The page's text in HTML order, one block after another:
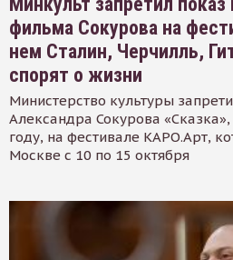
фильма Сокурова на
нем Сталин, Черчилль,
спорят о жизни
Министерство культуры
Александра Сокурова
году, на фестивале КАРО.Арт,
Москве с 10 по 15 октября